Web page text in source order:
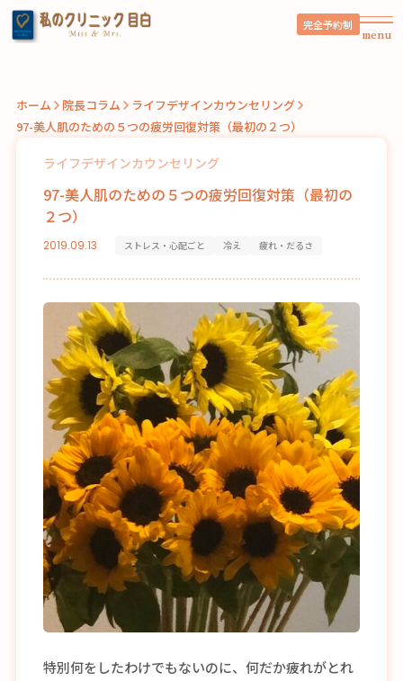
完全予約制
menu
ホーム 院長コラム
ライフデザインカウンセリング
97-美人肌のための５つの疲労回復対策（最初の２つ）
ライフデザインカウンセリング
97-美人肌のための５つの疲労回復対策（最初の
２つ）
2019.09.13 ストレス・心配ごと 冷え 疲れ・だるさ
特別何をしたわけでもないのに、何だか疲れがとれ